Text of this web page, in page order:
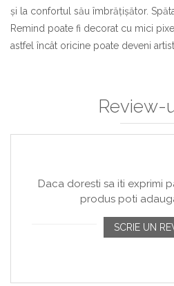
și la confortul său îmbrățișător.
Remind poate fi decorat cu mici
astfel încât oricine poate deveni
Review-
Daca doresti sa iti exprimi
produs poti
SCRIE UN